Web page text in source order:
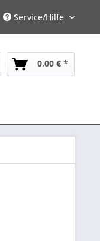
Service/Hilfe
0,00 € *